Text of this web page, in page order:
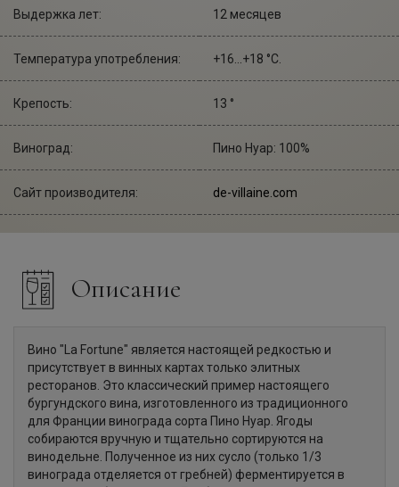
Выдержка лет: 12 месяцев
Температура употребления: +16...+18 °С.
Крепость: 13 °
Виноград: Пино Нуар: 100%
Сайт производителя: de-villaine.com
Описание
Вино "La Fortune" является настоящей редкостью и
присутствует в винных картах только элитных
ресторанов. Это классический пример настоящего
бургундского вина, изготовленного из традиционного
для Франции винограда сорта Пино Нуар. Ягоды
собираются вручную и тщательно сортируются на
винодельне. Полученное из них сусло (только 1/3
винограда отделяется от гребней) ферментируется в